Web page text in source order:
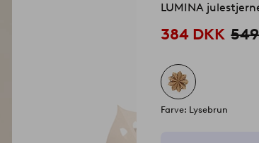
LUMINA
384 DKK
Farve: Lysebrun